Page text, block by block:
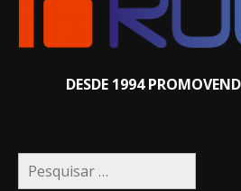
DESDE 1994
Pesquisar
por: